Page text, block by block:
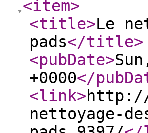
<item>
<title>Le
pads</title>
<pubDate>
+0000</
<link>http://
nettoyage-